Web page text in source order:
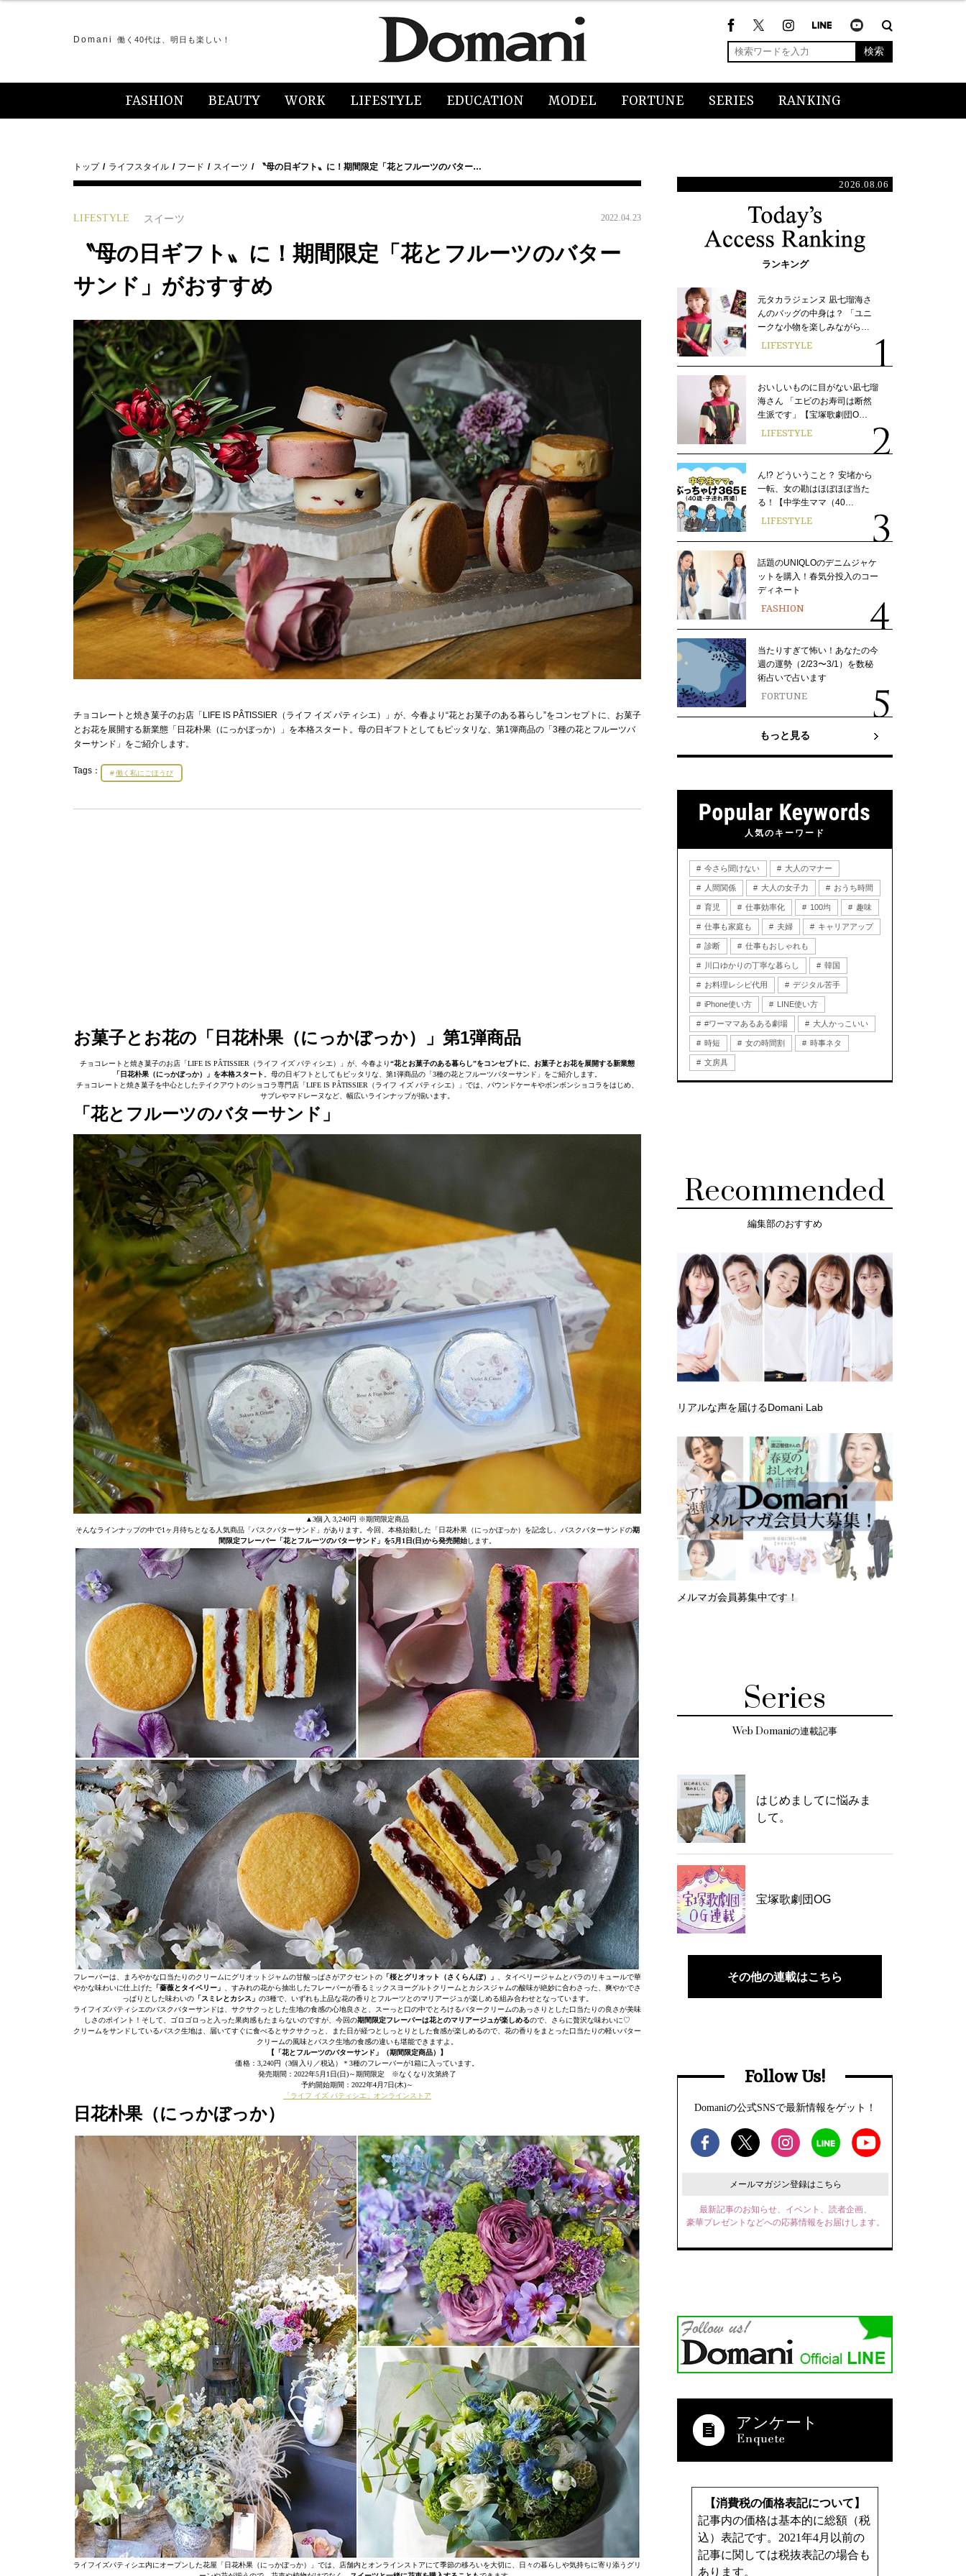
Domani 働く40代は、明日も楽しい！
検索
FASHION BEAUTY WORK LIFESTYLE EDUCATION MODEL FORTUNE SERIES RANKING
トップ ライフスタイル フード スイーツ 〝母の日ギフト〟に！期間限定「花とフルーツのバター…
LIFESTYLE スイーツ 2022.04.23
〝母の日ギフト〟に！期間限定「花とフルーツのバター
サンド」がおすすめ
チョコレートと焼き菓子のお店「LIFE IS PÂTISSIER（ライフ イズ パティシエ）」が、今春より“花とお菓子のある暮らし”をコンセプトに、お菓子
とお花を展開する新業態「日花朴果（にっかぼっか）」を本格スタート。母の日ギフトとしてもピッタリな、第1弾商品の「3種の花とフルーツバ
ターサンド」をご紹介します。
Tags： 働く私にごほうび
お菓子とお花の「日花朴果（にっかぼっか）」第1弾商品
チョコレートと焼き菓子のお店「LIFE IS PÂTISSIER（ライフ イズ パティシエ）」が、今春より“花とお菓子のある暮らし”をコンセプトに、お菓子とお花を展開する新業態
「日花朴果（にっかぼっか）」を本格スタート
。母の日ギフトとしてもピッタリな、第1弾商品の「3種の花とフルーツバターサンド」をご紹介します。
チョコレートと焼き菓子を中心としたテイクアウトのショコラ専門店「LIFE IS PÂTISSIER（ライフ イズ パティシエ）」では、パウンドケーキやボンボンショコラをはじめ、
サブレやマドレーヌなど、幅広いラインナップが揃います。
「花とフルーツのバターサンド」
▲3個入 3,240円 ※期間限定商品
そんなラインナップの中で1ヶ月待ちとなる人気商品「バスクバターサンド」があります。今回、本格始動した「日花朴果（にっかぼっか）を記念し、バスクバターサンドの期
間限定フレーバー「花とフルーツのバターサンド」を5月1日(日)から発売開始します。
フレーバーは、まろやかな口当たりのクリームにグリオットジャムの甘酸っぱさがアクセントの 「桜とグリオット（さくらんぼ）」
、タイベリージャムとバラのリキュールで華
やかな味わいに仕上げた 「薔薇とタイベリー」
、すみれの花から抽出したフレーバーが香るミックスヨーグルトクリームとカシスジャムの酸味が絶妙に合わさった、爽やかでさ
っぱりとした味わいの「スミレとカシス」 の3種で、いずれも上品な花の香りとフルーツとのマリアージュが楽しめる組み合わせとなっています。
ライフイズパティシエのバスクバターサンドは、サクサクっとした生地の食感の心地良さと、スーっと口の中でとろけるバタークリームのあっさりとした口当たりの良さが美味
しさのポイント！そして、ゴロゴロっと入った果肉感もたまらないのですが、今回の期間限定フレーバーは花とのマリアージュが楽しめるので、さらに贅沢な味わいに♡
クリームをサンドしているバスク生地は、届いてすぐに食べるとサクサクっと、また日が経つとしっとりとした食感が楽しめるので、花の香りをまとった口当たりの軽いバター
クリームの風味とバスク生地の食感の違いも堪能できますよ。
【「花とフルーツのバターサンド」（期間限定商品）】
価格：3,240円（3個入り／税込）＊3種のフレーバーが1箱に入っています。
発売期間：2022年5月1日(日)～期間限定 ※なくなり次第終了
予約開始期間：2022年4月7日(木)～
「ライフ イズ パティシエ」オンラインストア
日花朴果（にっかぼっか）
ライフイズパティシエ内にオープンした花屋「日花朴果（にっかぼっか）」では、店舗内とオンラインストアにて季節の移ろいを大切に、日々の暮らしや気持ちに寄り添うグリ
2026.08.06
ランキング
元タカラジェンヌ 凪七瑠海さ
んのバッグの中身は？ 「ユニ
ークな小物を楽しみながら…
LIFESTYLE
おいしいものに目がない凪七瑠
海さん 「エビのお寿司は断然
生派です」【宝塚歌劇団O…
LIFESTYLE
ん!? どういうこと？ 安堵から
一転、女の勘はほぼほぼ当た
る！【中学生ママ（40…
LIFESTYLE
話題のUNIQLOのデニムジャケ
ットを購入！春気分投入のコー
ディネート
FASHION
当たりすぎて怖い！あなたの今
週の運勢（2/23〜3/1）を数秘
術占いで占います
FORTUNE
もっと見る
人気のキーワード
今さら聞けない 大人のマナー
人間関係 大人の女子力 おうち時間
育児 仕事効率化 100均 趣味
仕事も家庭も 夫婦 キャリアアップ
診断 仕事もおしゃれも
川口ゆかりの丁寧な暮らし 韓国
お料理レシピ代用 デジタル苦手
iPhone使い方 LINE使い方
#ワーママあるある劇場 大人かっこいい
時短 女の時間割 時事ネタ
文房具
Recommended
編集部のおすすめ
リアルな声を届けるDomani Lab
メルマガ会員募集中です！
Series
Web Domaniの連載記事
はじめましてに悩みま
して。
宝塚歌劇団OG
その他の連載はこちら
Follow Us!
Domaniの公式SNSで最新情報をゲット！
メールマガジン登録はこちら
最新記事のお知らせ、イベント、読者企画、
豪華プレゼントなどへの応募情報をお届けします。
アンケート
【消費税の価格表記について】
記事内の価格は基本的に総額（税
込）表記です。2021年4月以前の
記事に関しては税抜表記の場合も
あります。